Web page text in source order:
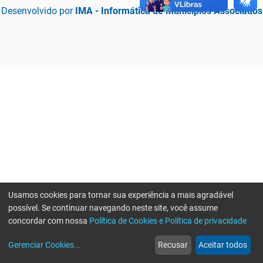
Desenvolvido por IMA - Informática de Municípios Associados
web
Notícias
more_horiz
Mais
Usamos cookies para tornar sua experiência a mais agradável
possível. Se continuar navegando neste site, você assume
concordar com nossa Política de Cookies e Política de privacidade
Gerenciar Cookies... Recusar Aceitar todos
Erro ao enviar informações, por favor tente novamente